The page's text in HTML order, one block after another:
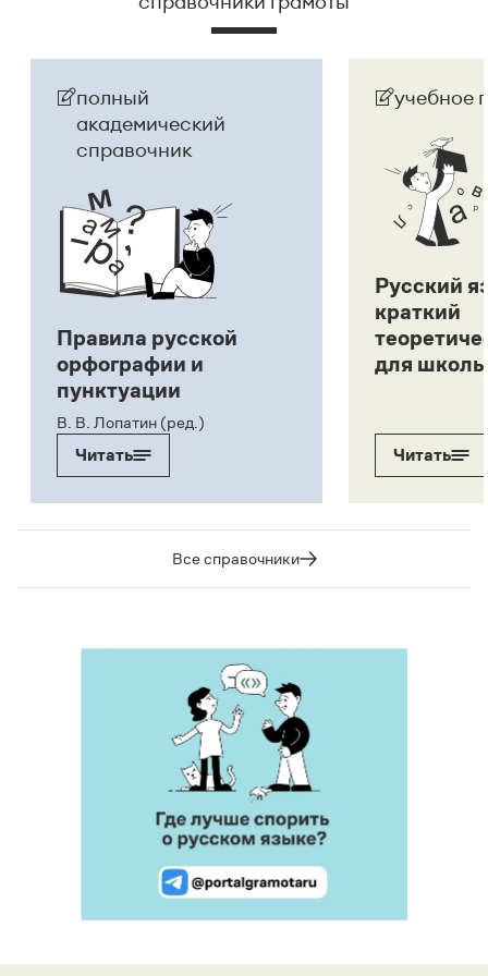
полный
академический
справочник
Правила русской
орфографии и
пунктуации
В. В. Лопатин (ред.)
Читать
учебное
Русский
краткий
для
Читать
Все справочники